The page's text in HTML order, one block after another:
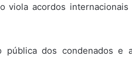
viola acordos
pública dos condenados e